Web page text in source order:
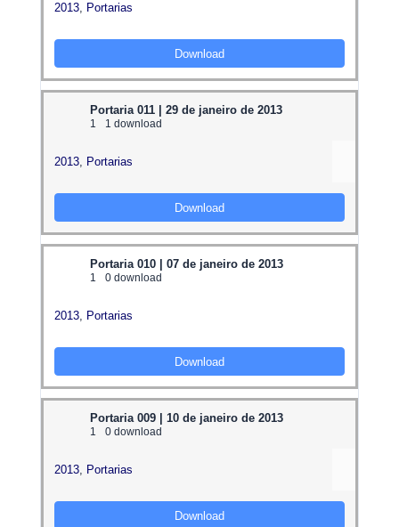
2013, Portarias
Download
Portaria 011 | 29 de janeiro de 2013
1 1 download
2013, Portarias
Download
Portaria 010 | 07 de janeiro de 2013
1 0 download
2013, Portarias
Download
Portaria 009 | 10 de janeiro de 2013
1 0 download
2013, Portarias
Download